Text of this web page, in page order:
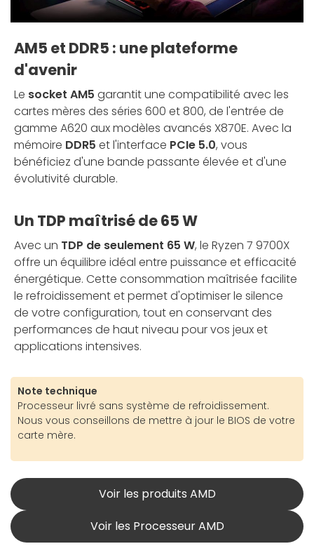
AM5 et DDR5 : une plateforme
d'avenir
Le socket AM5 garantit une compatibilité avec les
cartes mères des séries 600 et 800, de l'entrée de
gamme A620 aux modèles avancés X870E. Avec la
mémoire DDR5 et l'interface PCIe 5.0, vous
bénéficiez d'une bande passante élevée et d'une
évolutivité durable.
Un TDP maîtrisé de 65 W
Avec un TDP de seulement 65 W, le Ryzen 7 9700X
offre un équilibre idéal entre puissance et efficacité
énergétique. Cette consommation maîtrisée facilite
le refroidissement et permet d'optimiser le silence
de votre configuration, tout en conservant des
performances de haut niveau pour vos jeux et
applications intensives.
Note technique
Processeur livré sans système de refroidissement.
Nous vous conseillons de mettre à jour le BIOS de votre
carte mère.
Voir les produits AMD
Voir les Processeur AMD